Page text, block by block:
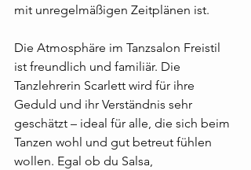
mit unregelmäßigen Zeitplänen ist.
Die Atmosphäre im Tanzsalon Freistil
ist freundlich und familiär. Die
Tanzlehrerin Scarlett wird für ihre
Geduld und ihr Verständnis sehr
geschätzt – ideal für alle, die sich beim
Tanzen wohl und gut betreut fühlen
wollen. Egal ob du Salsa,